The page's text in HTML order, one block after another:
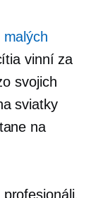
malých
vinní za
svojich
sviatky
na